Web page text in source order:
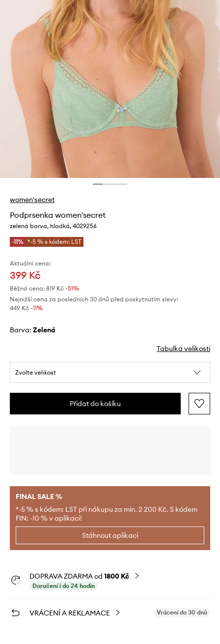
women'secret
Podprsenka women'secret
zelená barva, hladká, 4029256
-11% *-5 % s kódem: LST
Aktuální cena:
399 Kč
Běžná cena: 819 Kč -51%
Nejnižší cena za posledních 30 dnů před poskytnutím slevy:
449 Kč -11%
Barva: zelená
Tabulka velikosti
Zvolte velikost
Přidat do košíku
FINAL SALE %
*-5 % s kódem: LST při nákupu za min. 2 200 Kč. S kódem
FIN: -10 % v aplikaci!
Stáhnout aplikaci
DOPRAVA ZDARMA od 1800 Kč
Doručení i do 24 hodin
VRÁCENÍ A REKLAMACE Vrácení do 30 dnů